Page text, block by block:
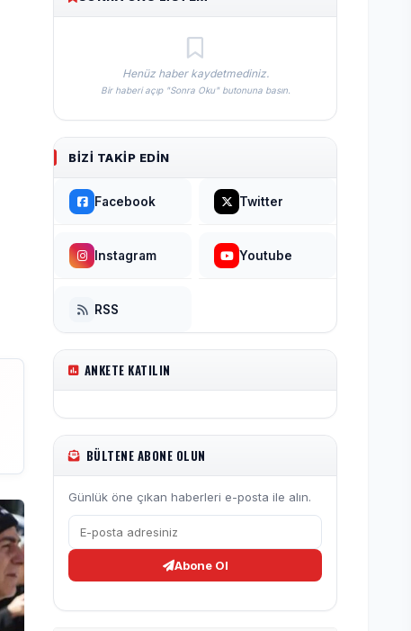
Henüz haber kaydetmediniz.
Bir haberi açıp "Sonra Oku" butonuna basın.
BIZI TAKIP EDIN
Facebook Twitter
Instagram Youtube
RSS
ANKETE KATILIN
BÜLTENE ABONE OLUN
Günlük öne çıkan haberleri e-posta ile alın.
Abone Ol